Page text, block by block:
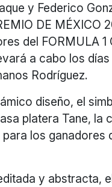
y Federico
DE
del FORMULA 1
a cabo los
Rodríguez.
diseño, el
platera Tane, la
los ganadores
y abstracta,